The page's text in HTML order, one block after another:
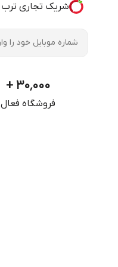
شریک تجاری ترب
۳۰٬۰۰۰ +
فروشگاه فعال